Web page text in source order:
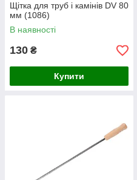
Щітка для труб і камінів DV 80
мм (1086)
В наявності
130 ₴
Купити